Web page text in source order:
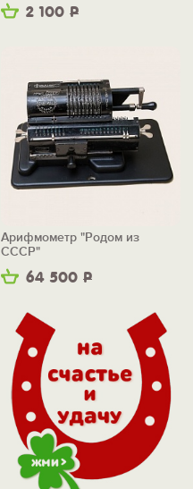
2 100 Р
64 500 Р
Арифмометр "Родом из
СССР"